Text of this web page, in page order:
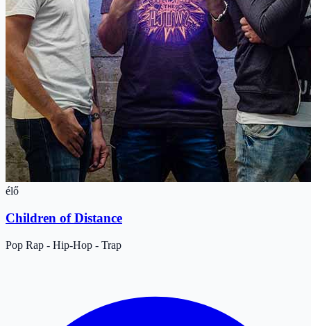
élő
Children of Distance
Pop Rap - Hip-Hop - Trap